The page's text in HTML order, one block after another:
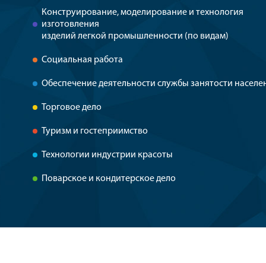
Конструирование, моделирование и технология
изготовления
изделий легкой промышленности (по видам)
Социальная работа
Обеспечение деятельности службы занятости
Торговое дело
Туризм и гостеприимство
Технологии индустрии красоты
Поварское и кондитерское дело